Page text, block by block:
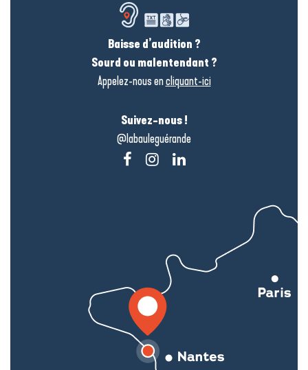
Baisse d’audition ?
Sourd ou malentendant ?
Appelez-nous encliquant-ici
Suivez-nous !
@labauleguérande